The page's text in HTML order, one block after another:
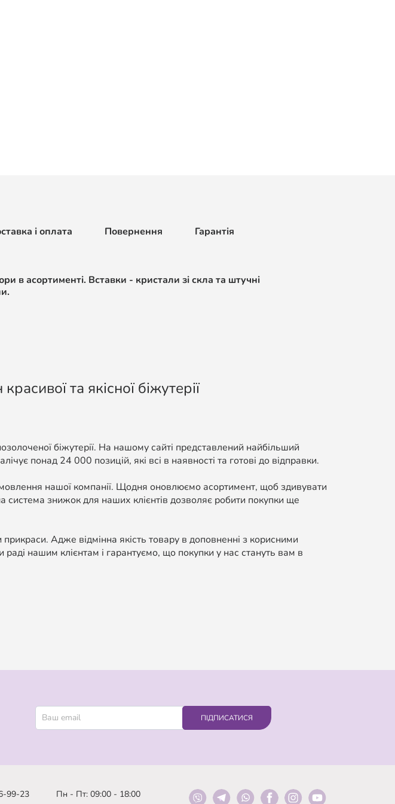
і оплата Повернення Гарантія
в асортименті. Вставки - кристали зі скла та штучні
та якісної біжутерії
біжутерії. На нашому сайті представлений найбільший
понад 24 000 позицій, які всі в наявності та готові до відправки.
нашої компанії. Щодня оновлюємо асортимент, щоб здивувати
система знижок для наших клієнтів дозволяє робити покупки ще
Адже відмінна якість товару в доповненні з корисними
нашим клієнтам і гарантуємо, що покупки у нас стануть вам в
ПІДПИСАТИСЯ
99-23 Пн - Пт: 09:00 - 18:00